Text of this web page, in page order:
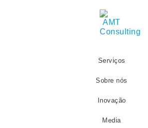
Serviços
Sobre nós
Inovação
Media